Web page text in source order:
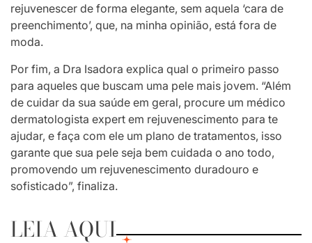
rejuvenescer de forma elegante, sem aquela ‘cara de
preenchimento’, que, na minha opinião, está fora de
moda.
Por fim, a Dra Isadora explica qual o primeiro passo
para aqueles que buscam uma pele mais jovem. “Além
de cuidar da sua saúde em geral, procure um médico
dermatologista expert em rejuvenescimento para te
ajudar, e faça com ele um plano de tratamentos, isso
garante que sua pele seja bem cuidada o ano todo,
promovendo um rejuvenescimento duradouro e
sofisticado”, finaliza.
LEIA AQUI